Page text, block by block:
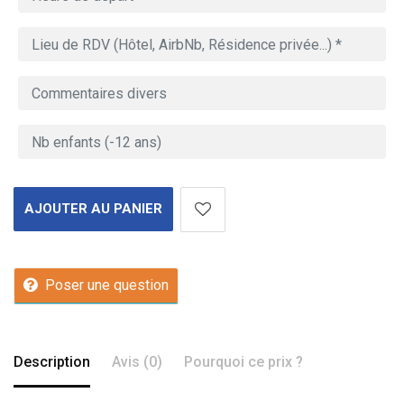
AJOUTER AU PANIER
Poser une question
Description Avis (0) Pourquoi ce prix ?